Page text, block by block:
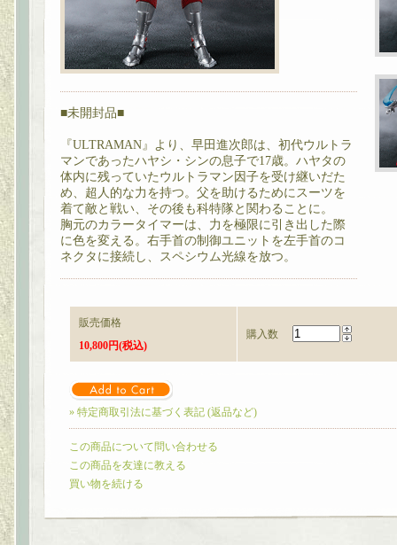
■未開封品■
『ULTRAMAN』より、早田進次郎は、初代ウルトラ
マンであったハヤシ・シンの息子で17歳。ハヤタの
体内に残っていたウルトラマン因子を受け継いだた
め、超人的な力を持つ。父を助けるためにスーツを
着て敵と戦い、その後も科特隊と関わることに。
胸元のカラータイマーは、力を極限に引き出した際
に色を変える。右手首の制御ユニットを左手首のコ
ネクタに接続し、スペシウム光線を放つ。
販売価格
10,800円(税込)
購入数
» 特定商取引法に基づく表記 (返品など)
この商品について問い合わせる
この商品を友達に教える
買い物を続ける